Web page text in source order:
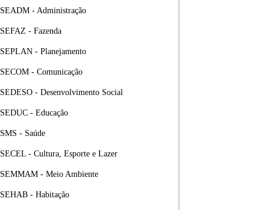
SEADM - Administração
SEFAZ - Fazenda
SEPLAN - Planejamento
SECOM - Comunicação
SEDESO - Desenvolvimento Social
SEDUC - Educação
SMS - Saúde
SECEL - Cultura, Esporte e Lazer
SEMMAM - Meio Ambiente
SEHAB - Habitação